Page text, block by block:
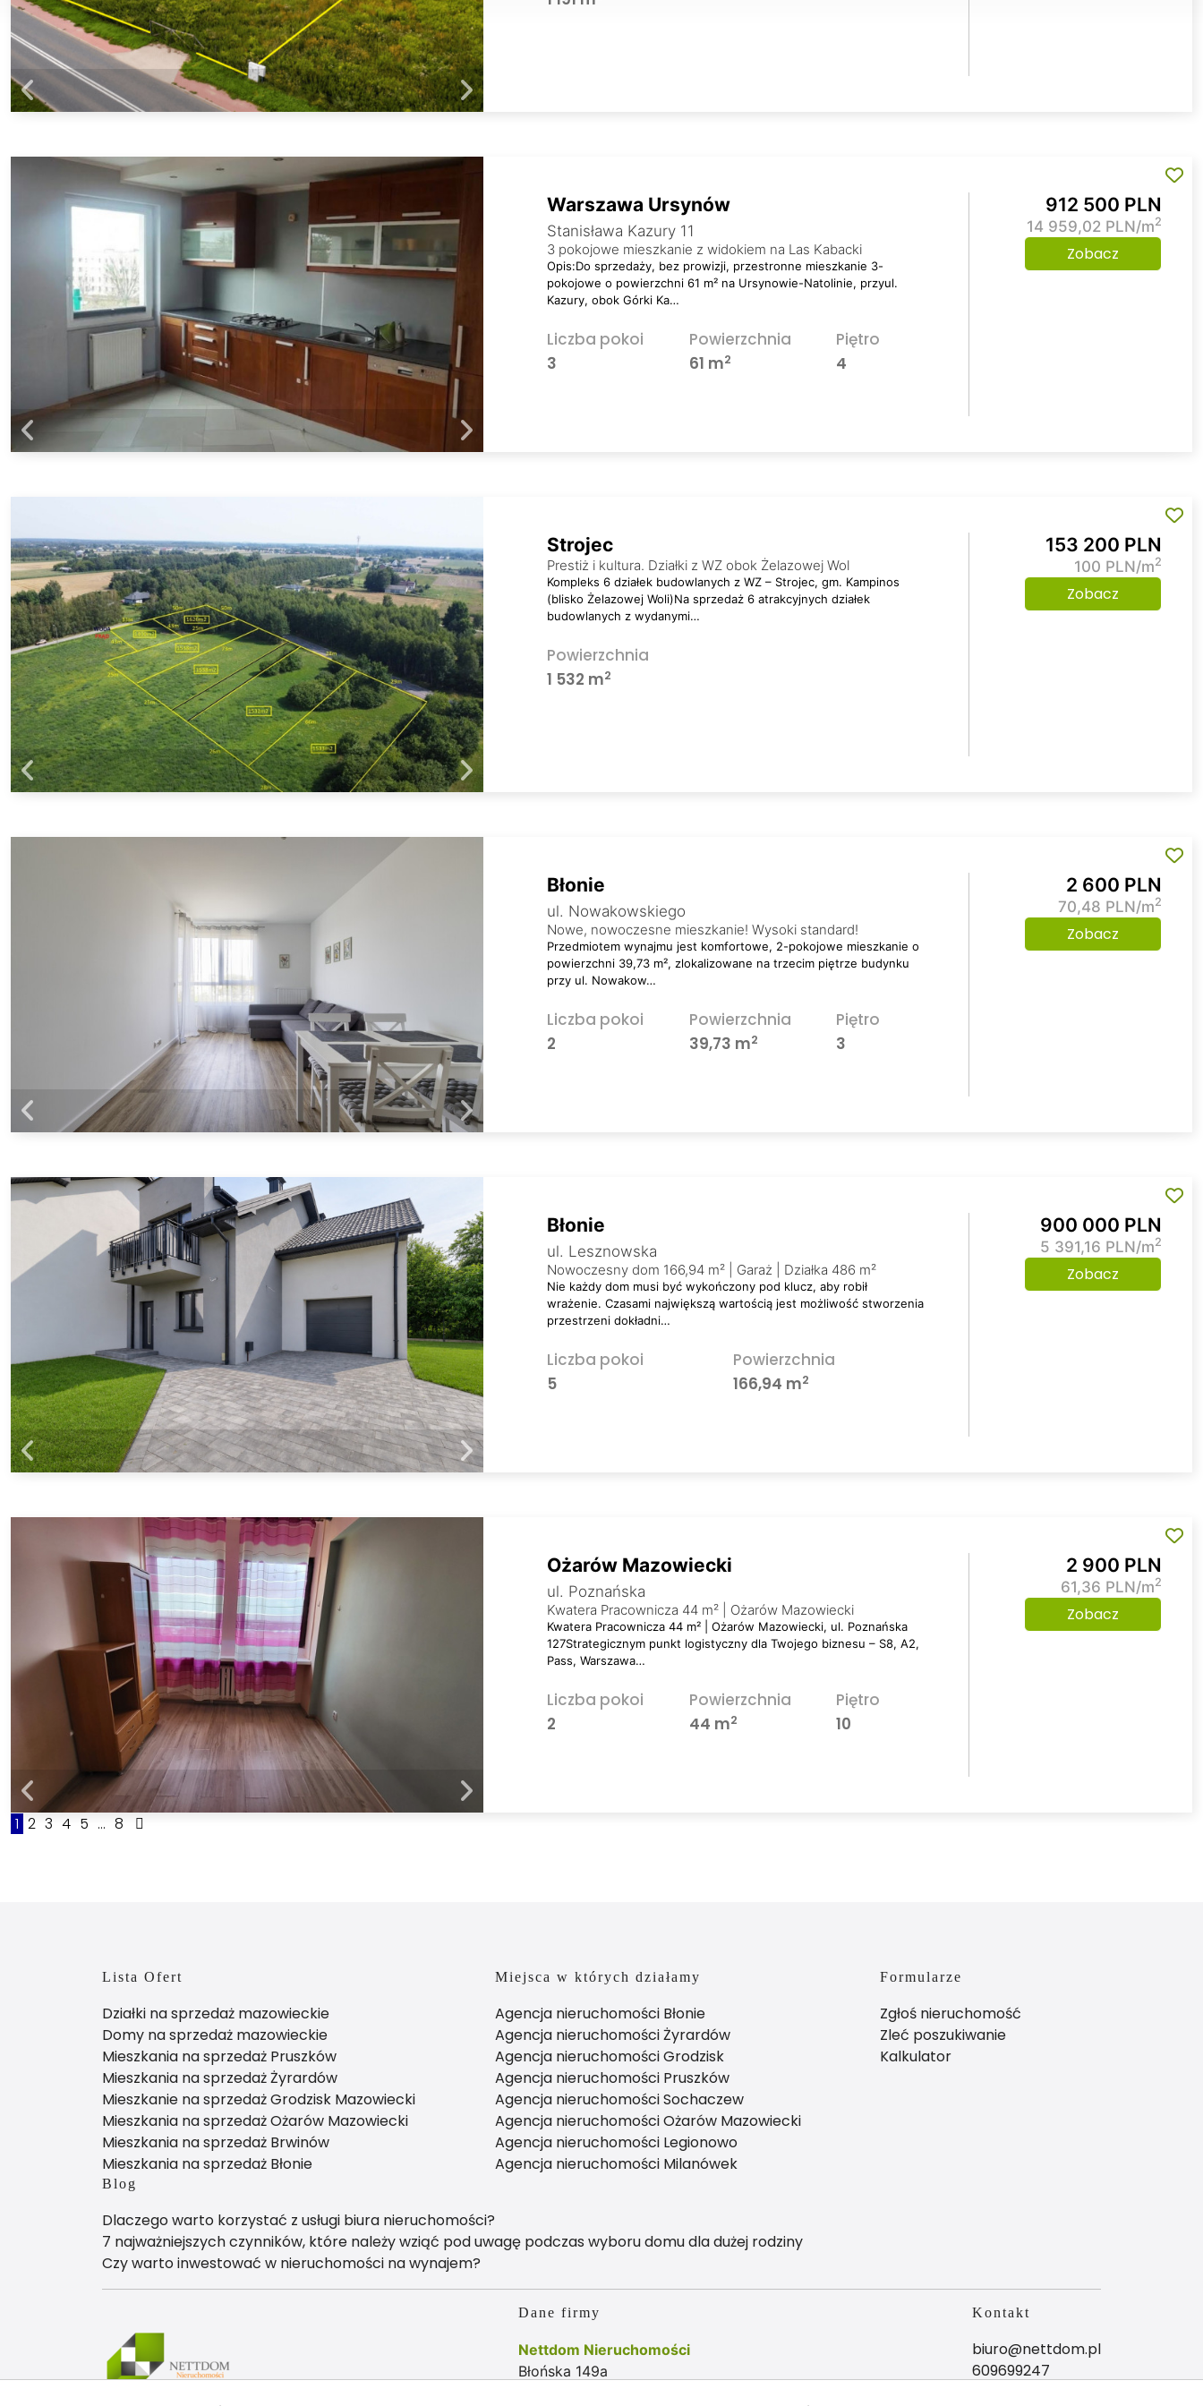
Warszawa Ursynów
Stanisława Kazury 11
3 pokojowe mieszkanie z widokiem na Las Kabacki
Opis:Do sprzedaży, bez prowizji, przestronne mieszkanie 3-
pokojowe o powierzchni 61 m² na Ursynowie-Natolinie, przyul.
Kazury, obok Górki Ka…
Liczba pokoi
3
Powierzchnia
61 m2
Piętro
4
912 500 PLN
14 959,02 PLN/m2
Zobacz
Strojec
Prestiż i kultura. Działki z WZ obok Żelazowej Wol
Kompleks 6 działek budowlanych z WZ – Strojec, gm. Kampinos
(blisko Żelazowej Woli)Na sprzedaż 6 atrakcyjnych działek
budowlanych z wydanymi…
Powierzchnia
1 532 m2
153 200 PLN
100 PLN/m2
Zobacz
Błonie
ul. Nowakowskiego
Nowe, nowoczesne mieszkanie! Wysoki standard!
Przedmiotem wynajmu jest komfortowe, 2-pokojowe mieszkanie o
powierzchni 39,73 m², zlokalizowane na trzecim piętrze budynku
przy ul. Nowakow…
Liczba pokoi
2
Powierzchnia
39,73 m2
Piętro
3
2 600 PLN
70,48 PLN/m2
Zobacz
Błonie
ul. Lesznowska
Nowoczesny dom 166,94 m² | Garaż | Działka 486 m²
Nie każdy dom musi być wykończony pod klucz, aby robił
wrażenie. Czasami największą wartością jest możliwość stworzenia
przestrzeni dokładni…
Liczba pokoi
5
Powierzchnia
166,94 m2
900 000 PLN
5 391,16 PLN/m2
Zobacz
Ożarów Mazowiecki
ul. Poznańska
Kwatera Pracownicza 44 m² | Ożarów Mazowiecki
Kwatera Pracownicza 44 m² | Ożarów Mazowiecki, ul. Poznańska
127Strategicznym punkt logistyczny dla Twojego biznesu – S8, A2,
Pass, Warszawa…
Liczba pokoi
2
Powierzchnia
44 m2
Piętro
10
2 900 PLN
61,36 PLN/m2
Zobacz
1 2 3 4 5 ... 8
Lista Ofert
Działki na sprzedaż mazowieckie
Domy na sprzedaż mazowieckie
Mieszkania na sprzedaż Pruszków
Mieszkania na sprzedaż Żyrardów
Mieszkanie na sprzedaż Grodzisk Mazowiecki
Mieszkania na sprzedaż Ożarów Mazowiecki
Mieszkania na sprzedaż Brwinów
Mieszkania na sprzedaż Błonie
Miejsca w których działamy
Agencja nieruchomości Błonie
Agencja nieruchomości Żyrardów
Agencja nieruchomości Grodzisk
Agencja nieruchomości Pruszków
Agencja nieruchomości Sochaczew
Agencja nieruchomości Ożarów Mazowiecki
Agencja nieruchomości Legionowo
Agencja nieruchomości Milanówek
Formularze
Zgłoś nieruchomość
Zleć poszukiwanie
Kalkulator
Blog
Dlaczego warto korzystać z usługi biura nieruchomości?
7 najważniejszych czynników, które należy wziąć pod uwagę podczas wyboru domu dla dużej rodziny
Czy warto inwestować w nieruchomości na wynajem?
Dane firmy
Nettdom Nieruchomości
Błońska 149a
Kontakt
biuro@nettdom.pl
609699247